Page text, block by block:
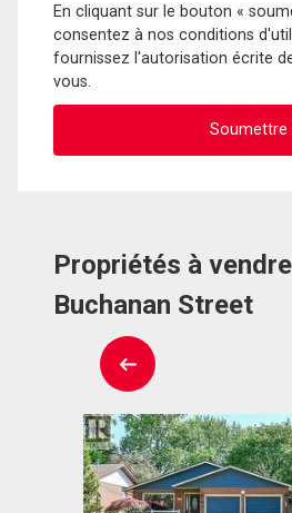
En cliquant sur le bouton «
consentez à nos conditions
fournissez l'autorisation écrite
vous.
Propriétés à
Buchanan Street